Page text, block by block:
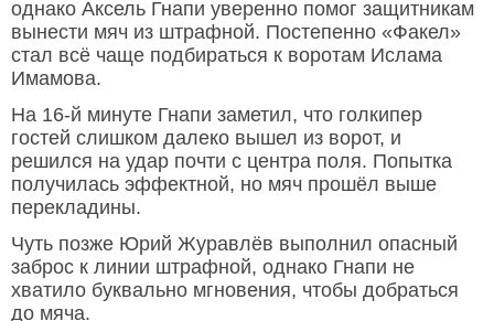
однако Аксель Гнапи уверенно помог защитникам
вынести мяч из штрафной. Постепенно «Факел»
стал всё чаще подбираться к воротам Ислама
Имамова.
На 16-й минуте Гнапи заметил, что голкипер
гостей слишком далеко вышел из ворот, и
решился на удар почти с центра поля. Попытка
получилась эффектной, но мяч прошёл выше
перекладины.
Чуть позже Юрий Журавлёв выполнил опасный
заброс к линии штрафной, однако Гнапи не
хватило буквально мгновения, чтобы добраться
до мяча.